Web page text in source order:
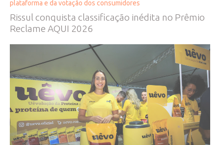
plataforma e da votação dos consumidores
Rissul conquista classificação inédita no Prêmio
Reclame AQUI 2026